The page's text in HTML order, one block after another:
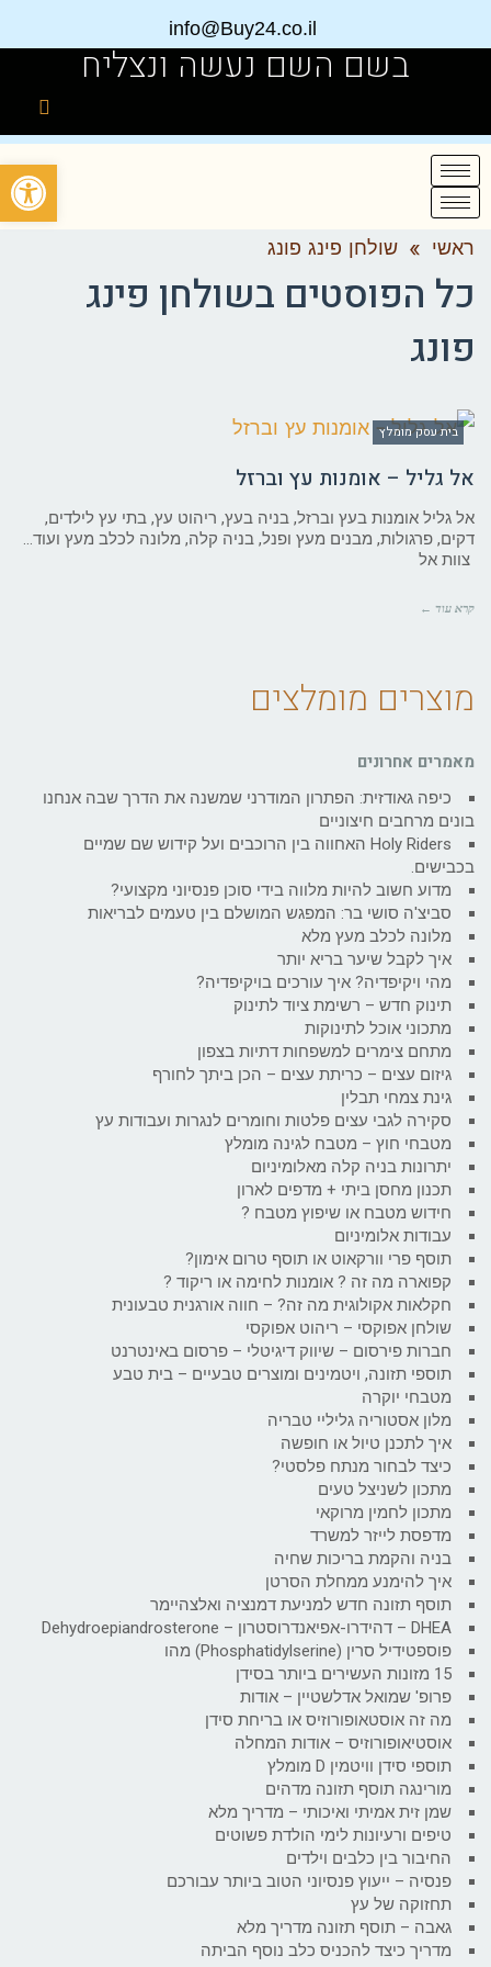
info@Buy24.co.il
בשם השם נעשה ונצליח
ראשי » שולחן פינג פונג
כל הפוסטים בשולחן פינג
פונג
בית עסק מומלץ
אל גליל – אומנות עץ וברזל
אל גליל אומנות בעץ וברזל, בניה בעץ, ריהוט עץ, בתי עץ לילדים,
דקים, פרגולות, מבנים מעץ ופנל, בניה קלה, מלונה לכלב מעץ ועוד…
צוות אל
קרא עוד ←
מוצרים מומלצים
מאמרים אחרונים
כיפה גאודזית: הפתרון המודרני שמשנה את הדרך שבה אנחנו
בונים מרחבים חיצוניים
Holy Riders האחווה בין הרוכבים ועל קידוש שם שמיים
בכבישים.
מדוע חשוב להיות מלווה בידי סוכן פנסיוני מקצועי?
סביצ'ה סושי בר: המפגש המושלם בין טעמים לבריאות
מלונה לכלב מעץ מלא
איך לקבל שיער בריא יותר
מהי ויקיפדיה? איך עורכים בויקיפדיה?
תינוק חדש – רשימת ציוד לתינוק
מתכוני אוכל לתינוקות
מתחם צימרים למשפחות דתיות בצפון
גיזום עצים – כריתת עצים – הכן ביתך לחורף
גינת צמחי תבלין
סקירה לגבי עצים פלטות וחומרים לנגרות ועבודות עץ
מטבחי חוץ – מטבח לגינה מומלץ
יתרונות בניה קלה מאלומיניום
תכנון מחסן ביתי + מדפים לארון
חידוש מטבח או שיפוץ מטבח ?
עבודות אלומיניום
תוסף פרי וורקאוט או תוסף טרום אימון?
קפוארה מה זה ? אומנות לחימה או ריקוד ?
חקלאות אקולוגית מה זה? – חווה אורגנית טבעונית
שולחן אפוקסי – ריהוט אפוקסי
חברות פירסום – שיווק דיגיטלי – פרסום באינטרנט
תוספי תזונה, ויטמינים ומוצרים טבעיים – בית טבע
מטבחי יוקרה
מלון אסטוריה גליליי טבריה
איך לתכנן טיול או חופשה
כיצד לבחור מנתח פלסטי?
מתכון לשניצל טעים
מתכון לחמין מרוקאי
מדפסת לייזר למשרד
בניה והקמת בריכות שחיה
איך להימנע ממחלת הסרטן
תוסף תזונה חדש למניעת דמנציה ואלצהיימר
DHEA – דהידרו-אפיאנדרוסטרון – Dehydroepiandrosterone
פוספטידיל סרין (Phosphatidylserine) מהו
15 מזונות העשירים ביותר בסידן
פרופ' שמואל אדלשטיין – אודות
מה זה אוסטאופורוזיס או בריחת סידן
אוסטיאופורוזיס – אודות המחלה
תוספי סידן וויטמין D מומלץ
מורינגה תוסף תזונה מדהים
שמן זית אמיתי ואיכותי – מדריך מלא
טיפים ורעיונות לימי הולדת פשוטים
החיבור בין כלבים וילדים
פנסיה – ייעוץ פנסיוני הטוב ביותר עבורכם
תחזוקה של עץ
גאבה – תוסף תזונה מדריך מלא
מדריך כיצד להכניס כלב נוסף הביתה